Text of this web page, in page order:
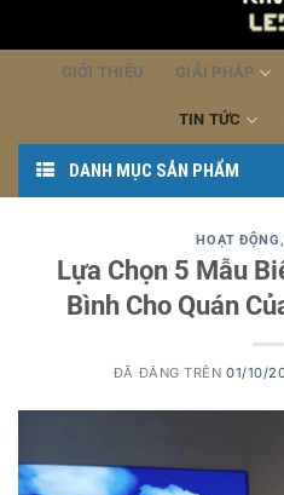
GIỚI THIỆU GIẢI PHÁP
TIN TỨC
DANH MỤC SẢN PHẨM
HOẠT ĐỘNG
Lựa Chọn 5 Mẫu
Bình Cho Quán
ĐÃ ĐĂNG TRÊN01/10/